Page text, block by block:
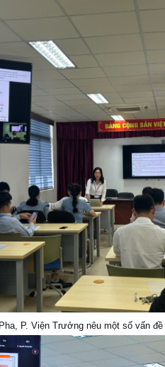
P. Viện Trưởng nêu một số vấn